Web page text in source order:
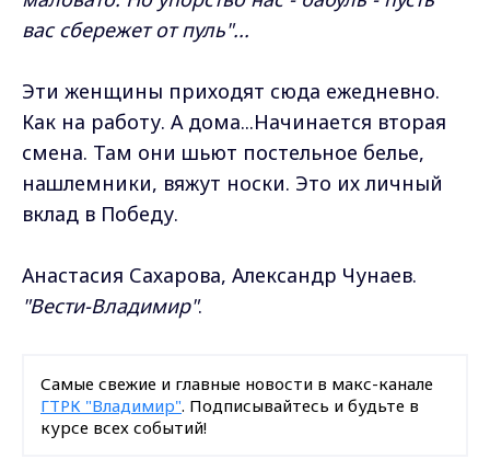
вас сбережет от пуль"...
Эти женщины приходят сюда ежедневно.
Как на работу. А дома...Начинается вторая
смена. Там они шьют постельное белье,
нашлемники, вяжут носки. Это их личный
вклад в Победу.
Анастасия Сахарова, Александр Чунаев.
"Вести-Владимир".
Самые свежие и главные новости в макс-канале
ГТРК "Владимир". Подписывайтесь и будьте в
курсе всех событий!